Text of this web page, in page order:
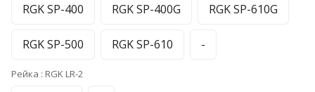
RGK SP-400 RGK SP-400G RGK SP-610G
RGK SP-500 RGK SP-610 -
Рейка : RGK LR-2